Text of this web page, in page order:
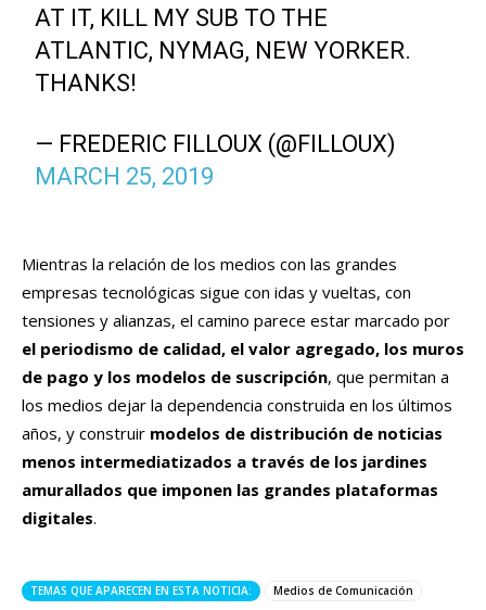
AT IT, KILL MY SUB TO THE
ATLANTIC, NYMAG, NEW YORKER.
THANKS!
— FREDERIC FILLOUX (@FILLOUX)
MARCH 25, 2019
Mientras la relación de los medios con las grandes
empresas tecnológicas sigue con idas y vueltas, con
tensiones y alianzas, el camino parece estar marcado por
el periodismo de calidad, el valor agregado, los muros
de pago y los modelos de suscripción, que permitan a
los medios dejar la dependencia construida en los últimos
años, y construir modelos de distribución de noticias
menos intermediatizados a través de los jardines
amurallados que imponen las grandes plataformas
digitales.
TEMAS QUE APARECEN EN ESTA NOTICIA:
Medios de Comunicación